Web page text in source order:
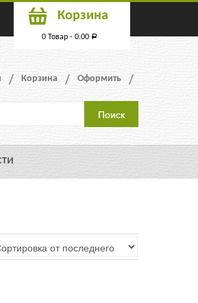
Корзина
0 Товар - 0.00 Р
Корзина Оформить